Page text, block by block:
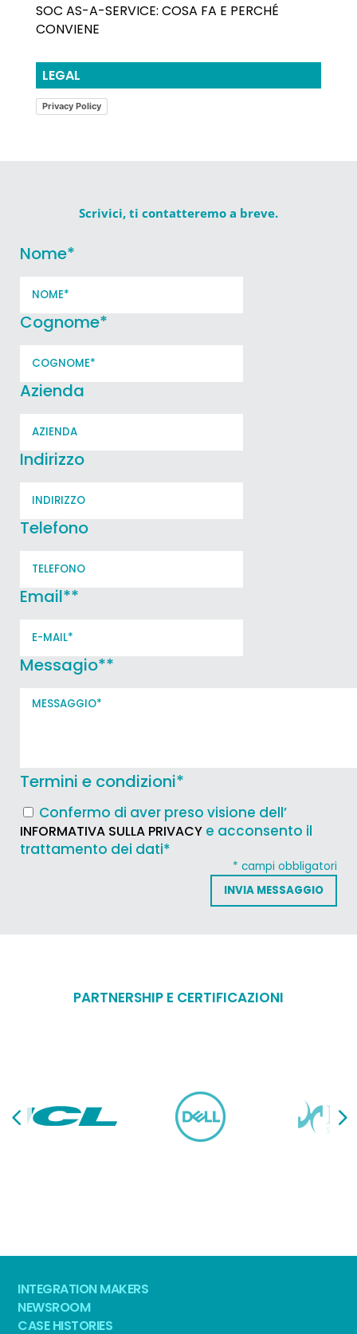
SOC AS-A-SERVICE: COSA FA E PERCHÉ
CONVIENE
LEGAL
Privacy Policy
Scrivici, ti contatteremo a breve.
Nome*
Cognome*
Azienda
Indirizzo
Telefono
Email**
Messagio**
Termini e condizioni*
Confermo di aver preso visione dell’
INFORMATIVA SULLA PRIVACY e acconsento il
trattamento dei dati*
* campi obbligatori
PARTNERSHIP E CERTIFICAZIONI
INTEGRATION MAKERS
NEWSROOM
CASE HISTORIES